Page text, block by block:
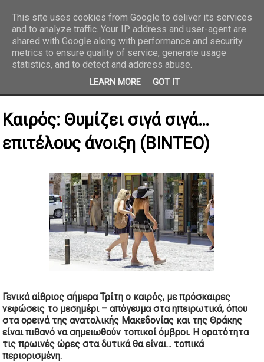
REPORTAZ NET
Καιρός: Θυμίζει σιγά σιγά…
επιτέλους άνοιξη (ΒΙΝΤΕΟ)
Γενικά αίθριος σήμερα Τρίτη ο καιρός, με πρόσκαιρες
νεφώσεις το μεσημέρι – απόγευμα στα ηπειρωτικά, όπου
στα ορεινά της ανατολικής Μακεδονίας και της Θράκης
είναι πιθανό να σημειωθούν τοπικοί όμβροι. Η ορατότητα
τις πρωινές ώρες στα δυτικά θα είναι... τοπικά
περιορισμένη.
This site uses cookies from Google to deliver its services
and to analyze traffic. Your IP address and user-agent are
shared with Google along with performance and security
metrics to ensure quality of service, generate usage
statistics, and to detect and address abuse.
LEARN MORE GOT IT